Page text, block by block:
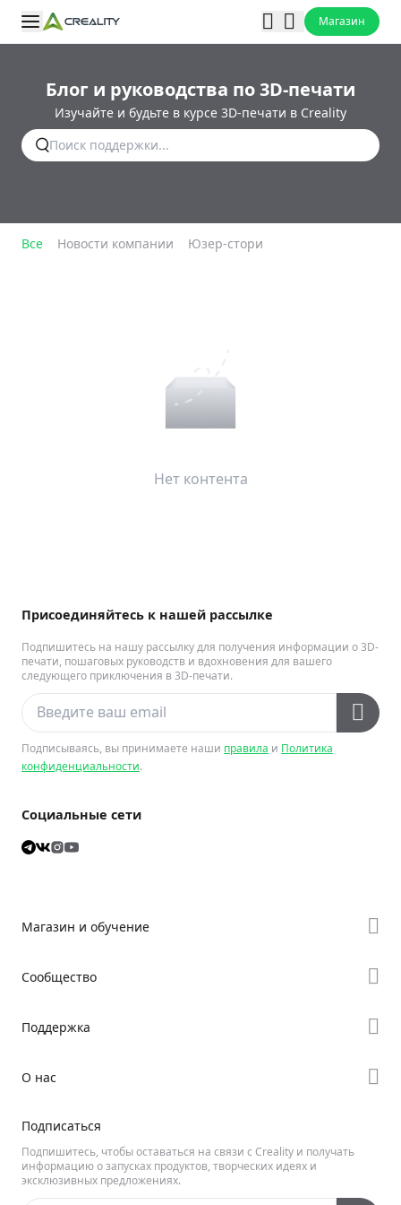
Магазин
Блог и руководства по 3D-печати
Изучайте и будьте в курсе 3D-печати в Creality
Присоединяйтесь к нашей рассылке
Подпишитесь на нашу рассылку для получения информации о 3D-
печати, пошаговых руководств и вдохновения для вашего
следующего приключения в 3D-печати.
Подписываясь, вы принимаете наши правила и Политика
конфиденциальности.
Социальные сети
Все Новости компании Юзер-стори
Нет контента
Магазин и обучение
Серия Hi
Сообщество
Discord
Поддержка
Видеoцентр
Вики Creality
О нас
Свяжитесь с нами
Подписаться
Подпишитесь, чтобы оставаться на связи с Creality и получать
информацию о запусках продуктов, творческих идеях и
эксклюзивных предложениях.